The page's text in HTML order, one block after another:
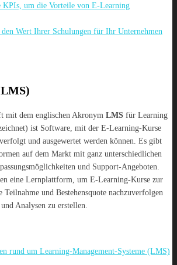
KPIs, um die Vorteile von E-Learning
den Wert Ihrer Schulungen für Ihr Unternehmen
mit dem englischen Akronym LMS für Learning
ist Software, mit der E-Learning-Kurse
und ausgewertet werden können. Es gibt
auf dem Markt mit ganz unterschiedlichen
und Support-Angeboten.
eine Lernplattform, um E-Learning-Kurse zur
und Bestehensquote nachzuverfolgen
Analysen zu erstellen.
rund um Learning-Management-Systeme (LMS)